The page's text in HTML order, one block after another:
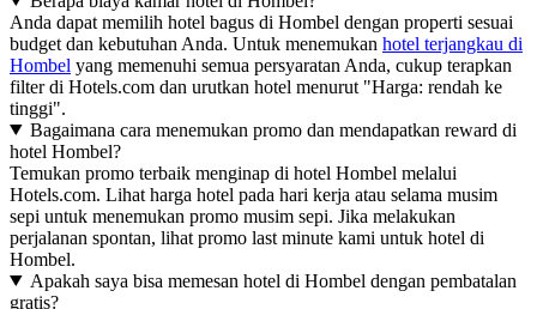
Anda dapat memilih hotel bagus di Hombel dengan properti sesuai
budget dan kebutuhan Anda. Untuk menemukan hotel terjangkau di
Hombel yang memenuhi semua persyaratan Anda, cukup terapkan
filter di Hotels.com dan urutkan hotel menurut "Harga: rendah ke
tinggi".
Bagaimana cara menemukan promo dan mendapatkan reward di
hotel Hombel?
Temukan promo terbaik menginap di hotel Hombel melalui
Hotels.com. Lihat harga hotel pada hari kerja atau selama musim
sepi untuk menemukan promo musim sepi. Jika melakukan
perjalanan spontan, lihat promo last minute kami untuk hotel di
Hombel.
Apakah saya bisa memesan hotel di Hombel dengan pembatalan
gratis?